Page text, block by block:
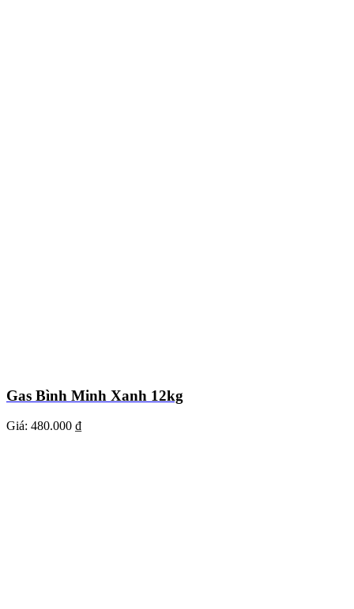
Gas Bình Minh Xanh 12kg
Giá: 480.000 ₫